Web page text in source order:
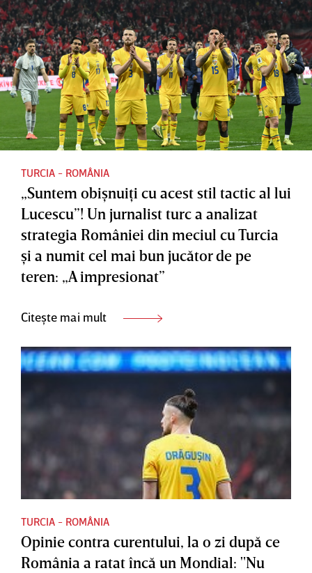
TURCIA - ROMÂNIA
„Suntem obişnuiţi cu acest stil tactic al lui
Lucescu”! Un jurnalist turc a analizat
strategia României din meciul cu Turcia
şi a numit cel mai bun jucător de pe
teren: „A impresionat”
Citește mai mult
TURCIA - ROMÂNIA
Opinie contra curentului, la o zi după ce
România a ratat încă un Mondial: "Nu